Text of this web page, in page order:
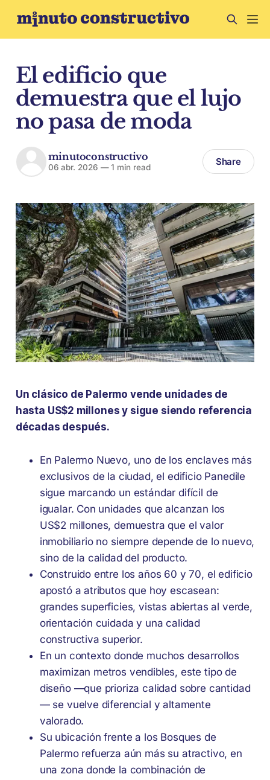
El edificio que
demuestra que el lujo
no pasa de moda
minutoconstructivo
06 abr. 2026 —1 min read Share
Un clásico de Palermo vende unidades de
hasta US$2 millones y sigue siendo referencia
décadas después.
En Palermo Nuevo, uno de los enclaves más
exclusivos de la ciudad, el edificio Panedile
sigue marcando un estándar difícil de
igualar. Con unidades que alcanzan los
US$2 millones, demuestra que el valor
inmobiliario no siempre depende de lo nuevo,
sino de la calidad del producto.
Construido entre los años 60 y 70, el edificio
apostó a atributos que hoy escasean:
grandes superficies, vistas abiertas al verde,
orientación cuidada y una calidad
constructiva superior.
En un contexto donde muchos desarrollos
maximizan metros vendibles, este tipo de
diseño —que prioriza calidad sobre cantidad
— se vuelve diferencial y altamente
valorado.
Su ubicación frente a los Bosques de
Palermo refuerza aún más su atractivo, en
una zona donde la combinación de